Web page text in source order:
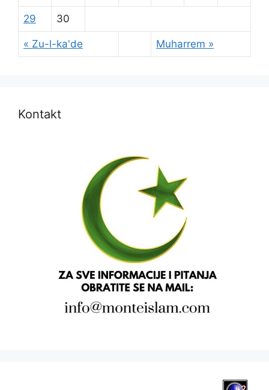
« Zu-l-ka'de Muharrem »
29 30
Kontakt